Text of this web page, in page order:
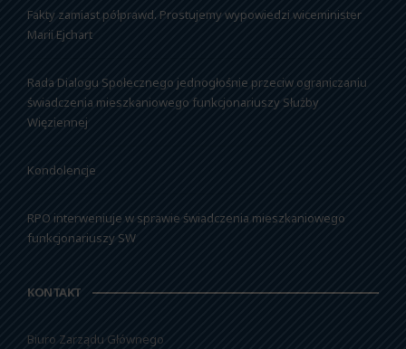
Fakty zamiast półprawd. Prostujemy wypowiedzi wiceminister
Marii Ejchart
Rada Dialogu Społecznego jednogłośnie przeciw ograniczaniu
świadczenia mieszkaniowego funkcjonariuszy Służby
Więziennej
Kondolencje
RPO interweniuje w sprawie świadczenia mieszkaniowego
funkcjonariuszy SW
KONTAKT
Biuro Zarządu Głównego